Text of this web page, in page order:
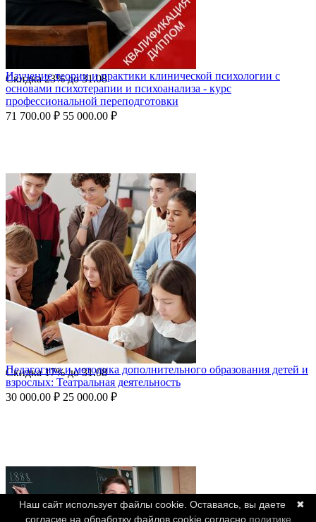
Скидка23%до31.08
Изучение теории и практики клинической психологии с
основами психотерапии и психоанализа - курс
профессиональной переподготовки
71 700.00 ₽ 55 000.00 ₽
Скидка17%до31.08
Педагогика и методика дополнительного образования детей и
взрослых: Театральная деятельность
30 000.00 ₽ 25 000.00 ₽
✖
Наш сайт использует файлы cookie. Оставаясь, вы даете
согласие на обработку файлов cookie согласно политике